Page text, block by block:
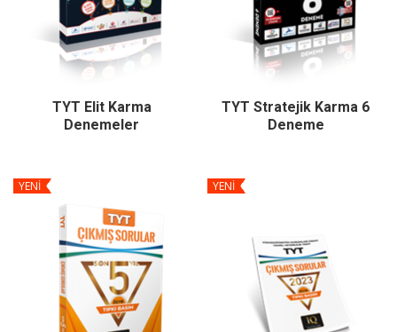
TYT Elit Karma
Denemeler
TYT Stratejik Karma 6
Deneme
YENİ YENİ